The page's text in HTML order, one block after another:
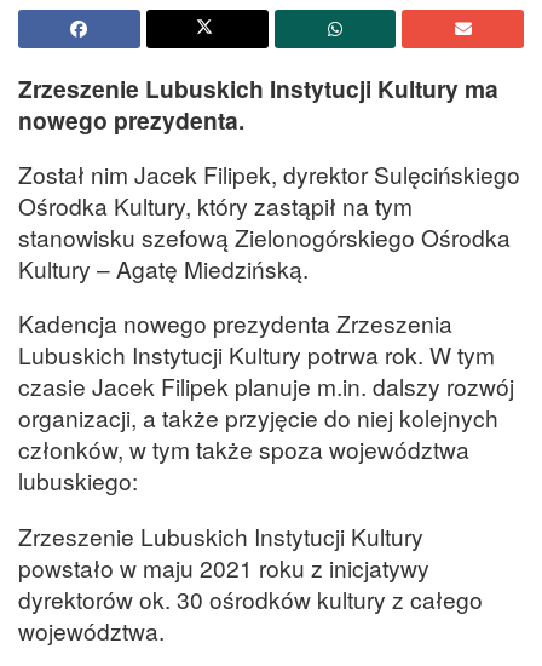
Zrzeszenie Lubuskich Instytucji Kultury ma
nowego prezydenta.
Został nim Jacek Filipek, dyrektor Sulęcińskiego
Ośrodka Kultury, który zastąpił na tym
stanowisku szefową Zielonogórskiego Ośrodka
Kultury – Agatę Miedzińską.
Kadencja nowego prezydenta Zrzeszenia
Lubuskich Instytucji Kultury potrwa rok. W tym
czasie Jacek Filipek planuje m.in. dalszy rozwój
organizacji, a także przyjęcie do niej kolejnych
członków, w tym także spoza województwa
lubuskiego:
Zrzeszenie Lubuskich Instytucji Kultury
powstało w maju 2021 roku z inicjatywy
dyrektorów ok. 30 ośrodków kultury z całego
województwa.